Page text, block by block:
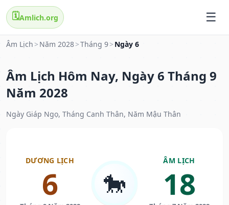
🗓️Amlich.org
Âm Lịch > Năm 2028>Tháng 9> Ngày 6
Âm Lịch Hôm Nay, Ngày 6 Tháng 9
Năm 2028
Ngày Giáp Ngọ, Tháng Canh Thân, Năm Mậu Thân
DƯƠNG LỊCH
6 🐎
ÂM LỊCH
18